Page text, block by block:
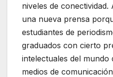
niveles de
una nueva prensa
estudiantes de
graduados con cierto
intelectuales del mundo
medios de